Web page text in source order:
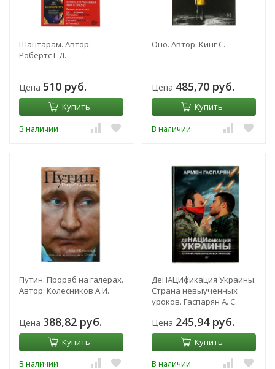
Шантарам. Автор:
Робертс Г.Д.
Цена 510 руб.
Купить
В наличии
Оно. Автор: Кинг С.
Цена 485,70 руб.
Купить
В наличии
Путин. Прораб на галерах.
Автор: Колесников А.И.
Цена 388,82 руб.
Купить
В наличии
ДеНАЦИфикация Украины.
Страна невыученных
уроков. Гаспарян А. С.
Цена 245,94 руб.
Купить
В наличии